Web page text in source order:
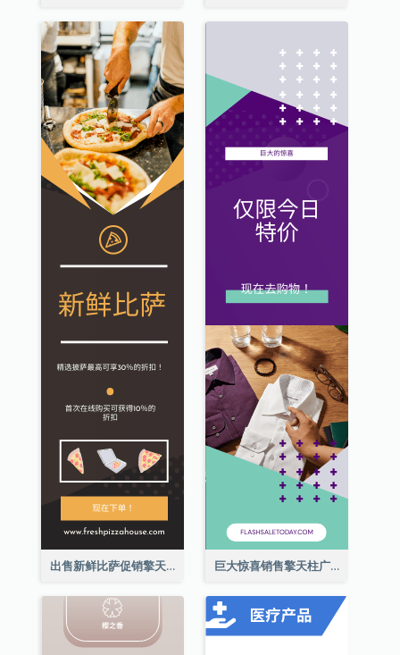
出售新鲜比萨促销擎天柱广告 巨大惊喜销售擎天柱广告